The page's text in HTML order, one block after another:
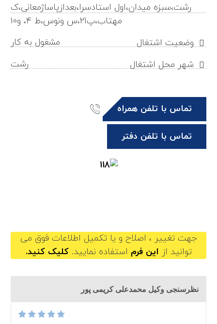
رشت،سبزه میدان،اول استادسرا،بعدازپاساژمعانی،ک
مهتاب،پ21،س ونوس،ط ۴، و10
وضعیت اشتغال
مشغول به کار
شهر محل اشتغال
رشت
تماس با تلفن همراه
تماس با تلفن دفتر
جهت تغییر ، اصلاح و یا تکمیل اطلاعات فوق می
توانید از این فرم استفاده نمایید. کلیک کنید.
نظرسنجی وکیل محمدعلی کریمی پور